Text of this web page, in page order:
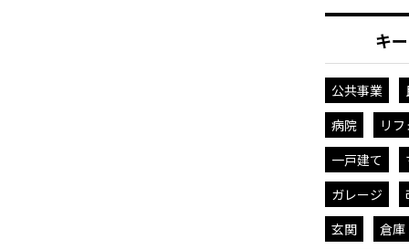
キ
公共事業
病院
リ
一戸建て
ガレージ
玄関
倉庫